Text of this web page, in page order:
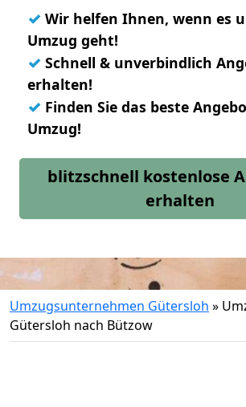
✓ Wir helfen Ihnen, wenn es
Umzug geht!
✓ Schnell & unverbindlich
erhalten!
✓ Finden Sie das beste
Umzug!
blitzschnell kostenlose
erhalten
Umzugsunternehmen Gütersloh »
Gütersloh nach Bützow